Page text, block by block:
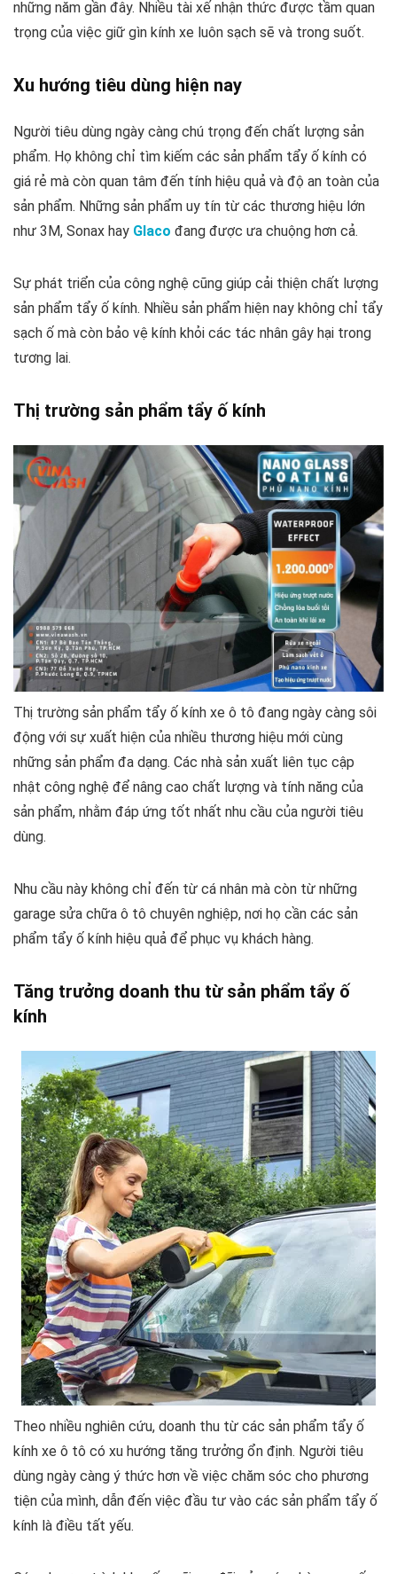
những năm gần đây. Nhiều tài xế nhận thức được tầm quan
trọng của việc giữ gìn kính xe luôn sạch sẽ và trong suốt.
Xu hướng tiêu dùng hiện nay
Người tiêu dùng ngày càng chú trọng đến chất lượng sản
phẩm. Họ không chỉ tìm kiếm các sản phẩm tẩy ố kính có
giá rẻ mà còn quan tâm đến tính hiệu quả và độ an toàn của
sản phẩm. Những sản phẩm uy tín từ các thương hiệu lớn
như 3M, Sonax hay Glaco đang được ưa chuộng hơn cả.
Sự phát triển của công nghệ cũng giúp cải thiện chất lượng
sản phẩm tẩy ố kính. Nhiều sản phẩm hiện nay không chỉ tẩy
sạch ố mà còn bảo vệ kính khỏi các tác nhân gây hại trong
tương lai.
Thị trường sản phẩm tẩy ố kính
Thị trường sản phẩm tẩy ố kính xe ô tô đang ngày càng sôi
động với sự xuất hiện của nhiều thương hiệu mới cùng
những sản phẩm đa dạng. Các nhà sản xuất liên tục cập
nhật công nghệ để nâng cao chất lượng và tính năng của
sản phẩm, nhằm đáp ứng tốt nhất nhu cầu của người tiêu
dùng.
Nhu cầu này không chỉ đến từ cá nhân mà còn từ những
garage sửa chữa ô tô chuyên nghiệp, nơi họ cần các sản
phẩm tẩy ố kính hiệu quả để phục vụ khách hàng.
Tăng trưởng doanh thu từ sản phẩm tẩy ố
kính
Theo nhiều nghiên cứu, doanh thu từ các sản phẩm tẩy ố
kính xe ô tô có xu hướng tăng trưởng ổn định. Người tiêu
dùng ngày càng ý thức hơn về việc chăm sóc cho phương
tiện của mình, dẫn đến việc đầu tư vào các sản phẩm tẩy ố
kính là điều tất yếu.